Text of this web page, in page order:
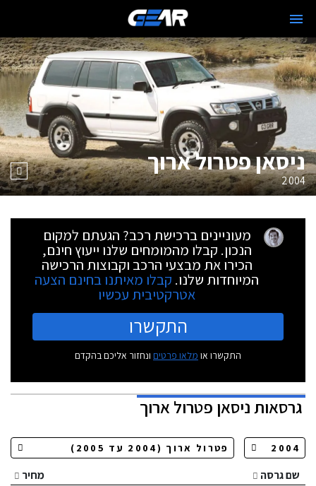
ניסאן פטרול ארוך
2004
מעוניינים ברכישת רכב? הגעתם למקום
הנכון. קבלו מהמומחים שלנו ייעוץ חינם,
הכירו את מבצעי הרכב וקבוצות הרכישה
המיוחדות שלנו. קבלו מאיתנו בחינם הצעה
אטרקטיבית עכשיו
התקשרו
התקשרו או מלאו פרטים ונחזור אליכם בהקדם
גרסאותניסאן פטרול ארוך
שם גרסה
מחיר